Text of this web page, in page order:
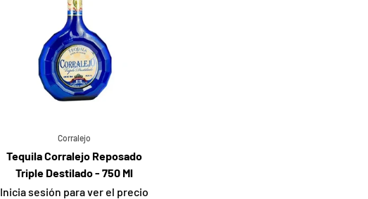
Corralejo
Tequila Corralejo Reposado
Triple Destilado - 750 Ml
Inicia sesión para ver el precio